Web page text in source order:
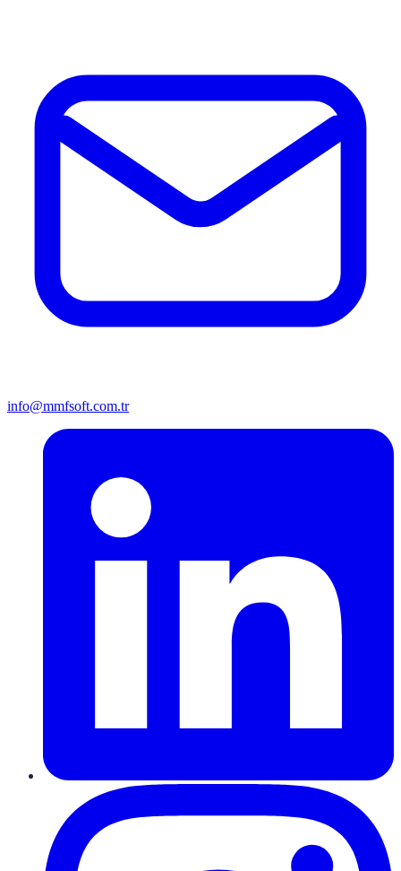
info@mmfsoft.com.tr